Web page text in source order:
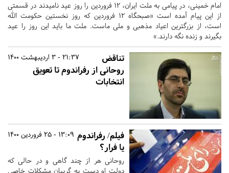
امام خمینی، در پیامی به ملت ایران، ۱۲ فروردین را روز عید نامیدند در قسمتی
از این پیام آمده است «صبحگاه ۱۲ فروردین که روز نخستین حکومت الله
است، از بزرگترین اعیاد مذهبی و ملی ماست. ملت ما باید این روز را عید
بگیرند و زنده نگه دارند.»
21:37 - 3 اردیبهشت 1400
تناقض
روحانی از رفراندوم تا تعویق
انتخابات
13:09 - 25 فروردین 1400 فیلم/ رفراندوم
یا فرار؟
روحانی هر از چند گاهی و در حالی که
دولت او دست به گریبان مشکلات خاصی